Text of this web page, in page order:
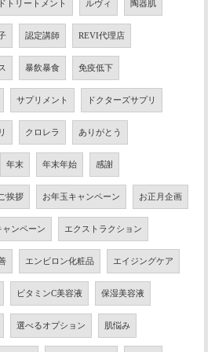
トリートメント ルヴィ 陶器肌
認定講師 REVI代理店
暴飲暴食 免疫低下
サプリメント ドクターズサプリ
クロレラ ありがとう
年末 年末年始 感謝
挨拶 お年玉キャンペーン お正月企画
ャンペーン エクストラクション
エンビロン化粧品 エイジングケア
ビタミンC美容液 保湿美容液
選べるオプション 肌悩み